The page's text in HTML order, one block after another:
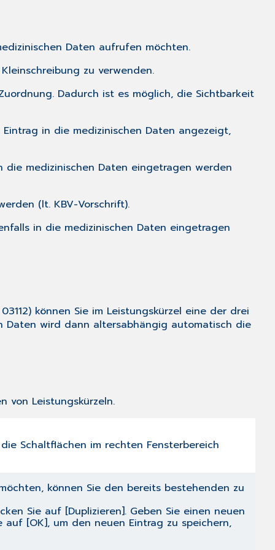
Daten aufrufen möchten.
zu verwenden.
Dadurch ist es möglich, die Sichtbarkeit
in die medizinischen Daten angezeigt,
medizinischen Daten eingetragen werden
(lt. KBV-Vorschrift).
in die medizinischen Daten eingetragen
können Sie im Leistungskürzel eine der drei
Daten wird dann altersabhängig automatisch die
von Leistungskürzeln.
Schaltflächen im rechten Fensterbereich
können Sie den bereits bestehenden zu
Sie auf [Duplizieren]. Geben Sie einen neuen
[OK], um den neuen Eintrag zu speichern,